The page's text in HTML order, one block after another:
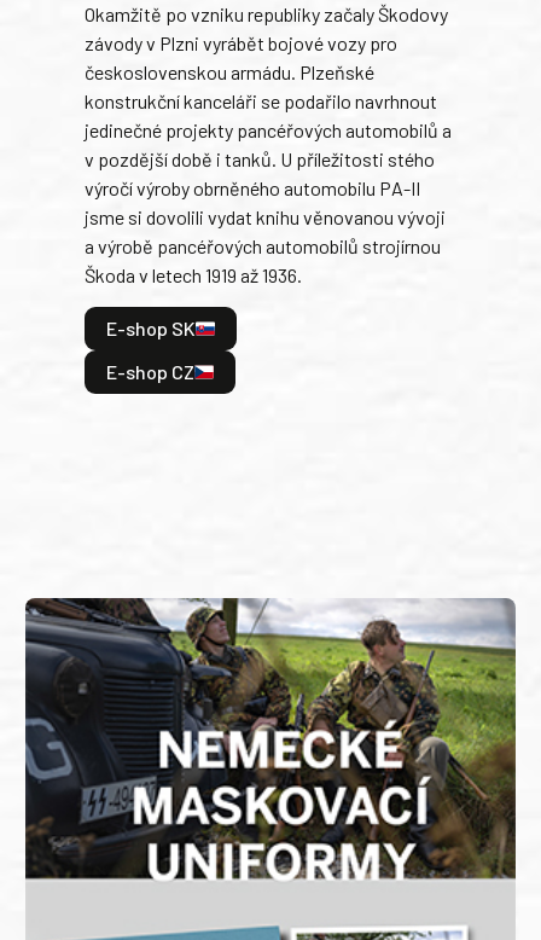
Okamžitě po vzniku republiky začaly Škodovy
závody v Plzni vyrábět bojové vozy pro
československou armádu. Plzeňské
konstrukční kanceláři se podařilo navrhnout
jedinečné projekty pancéřových automobilů a
v pozdější době i tanků. U příležitosti stého
výročí výroby obrněného automobilu PA-II
jsme si dovolili vydat knihu věnovanou vývoji
a výrobě pancéřových automobilů strojírnou
Škoda v letech 1919 až 1936.
E-shop SK
E-shop CZ